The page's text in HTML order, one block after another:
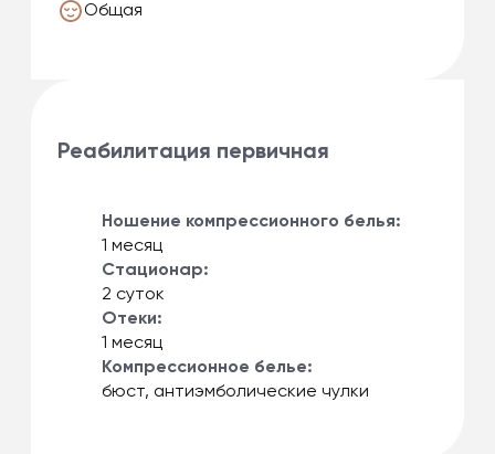
Общая
Реабилитация первичная
Ношение компрессионного белья:
1 месяц
Стационар:
2 суток
Отеки:
1 месяц
Компрессионное белье:
бюст, антиэмболические чулки